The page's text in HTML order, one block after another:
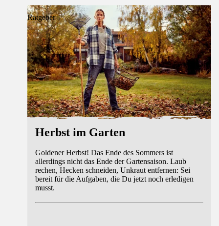
Ratgeber
Herbst im Garten
Goldener Herbst! Das Ende des Sommers ist
allerdings nicht das Ende der Gartensaison. Laub
rechen, Hecken schneiden, Unkraut entfernen: Sei
bereit für die Aufgaben, die Du jetzt noch erledigen
musst.